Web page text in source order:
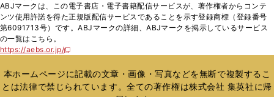
く
ド
ウ
で
ィ
ン
ド
開
く
ABJマークは、この電子書店・電子書籍配信サービスが、著作権者からコンテ
ンツ使用許諾を得た正規版配信サービスであることを示す登録商標（登録番号
第6091713号）です。ABJマークの詳細、ABJマークを掲示しているサービス
の一覧はこちら。
https://aebs.or.jp/
新
い
ウ
ィ
本ホームページに記載の文章・画像・写真などを無断で複製するこ
とは法律で禁じられています。全ての著作権は株式会社 集英社に帰